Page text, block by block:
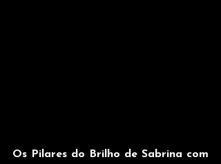
Os Pilares do Brilho de Sabrina com